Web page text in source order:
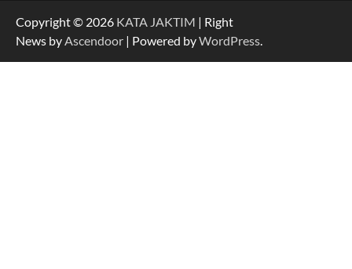
Copyright © 2026 KATA JAKTIM | Right
News byAscendoor | Powered byWordPress.